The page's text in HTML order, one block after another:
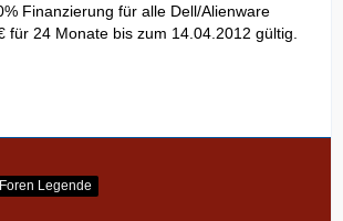
Finanzierung für alle Dell/Alienware
für 24 Monate bis zum 14.04.2012 gültig.
Legende